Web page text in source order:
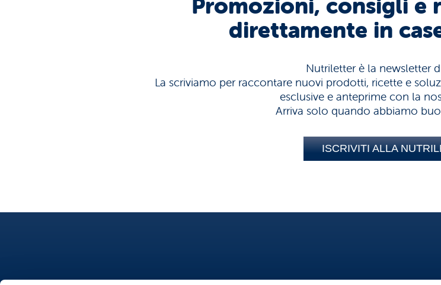
Promozioni, consigli e
direttamente in
Nutriletter è la newsletter
La scriviamo per raccontare nuovi prodotti, ricette e
esclusive e anteprime con la
Arriva solo quando abbiamo
ISCRIVITI ALLA